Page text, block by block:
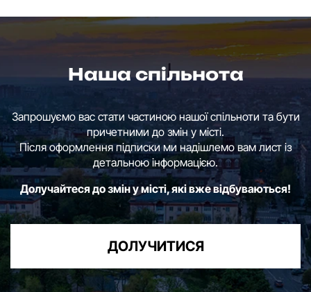
Наша спільнота
Запрошуємо вас стати частиною нашої спільноти та бути
причетними до змін у місті.
Після оформлення підписки ми надішлемо вам лист із
детальною інформацією.
Долучайтеся до змін у місті, які вже відбуваються!
ДОЛУЧИТИСЯ